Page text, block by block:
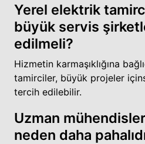
Yerel elektrik
büyük servis
edilmeli?
Hizmetin karmaşıklığına
tamirciler, büyük projeler
tercih edilebilir.
Uzman
neden daha